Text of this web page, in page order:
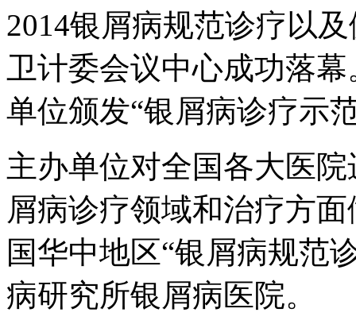
2014银屑病规范诊疗以
卫计委会议中心成功落
单位颁发“银屑病诊疗示
主办单位对全国各大医
屑病诊疗领域和治疗方
国华中地区“银屑病规范
病研究所银屑病医院。